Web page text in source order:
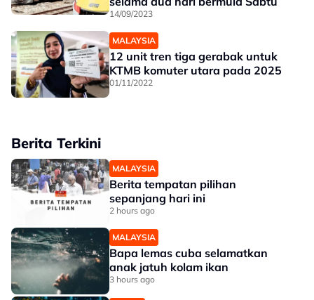
14/09/2023
MALAYSIA
12 unit tren tiga gerabak untuk
KTMB komuter utara pada 2025
01/11/2022
Berita Terkini
MALAYSIA
Berita tempatan pilihan
sepanjang hari ini
2 hours ago
MALAYSIA
Bapa lemas cuba selamatkan
anak jatuh kolam ikan
3 hours ago